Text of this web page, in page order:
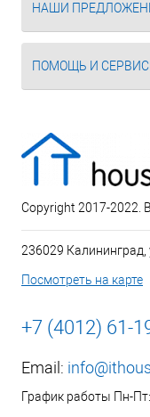
НАШИ
ПОМОЩЬ И
Copyright 2017-2022.
236029 Калининград,
Посмотреть на карте
+7 (4012) 61-
Email:
График работы Пн-